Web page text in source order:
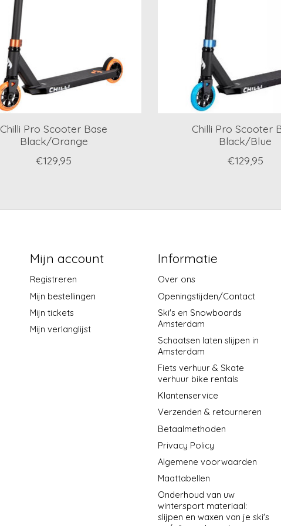
Chilli Pro Scooter Base
Black/Orange
€129,95
Chilli Pro Scooter
Black/Blue
€129,95
Mijn account
Registreren
Mijn bestellingen
Mijn tickets
Mijn verlanglijst
Informatie
Over ons
Openingstijden/Contact
Ski's en Snowboards
Amsterdam
Schaatsen laten slijpen in
Amsterdam
Fiets verhuur & Skate
verhuur bike rentals
Klantenservice
Verzenden & retourneren
Betaalmethoden
Privacy Policy
Algemene voorwaarden
Maattabellen
Onderhoud van uw
wintersport materiaal:
slijpen en waxen van je ski's